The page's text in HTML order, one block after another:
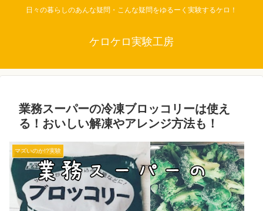
日々の暮らしのあんな疑問・こんな疑問をゆるーく実験するケロ！
ケロケロ実験工房
業務スーパーの冷凍ブロッコリーは使え
る！おいしい解凍やアレンジ方法も！
マズいのか!?実験